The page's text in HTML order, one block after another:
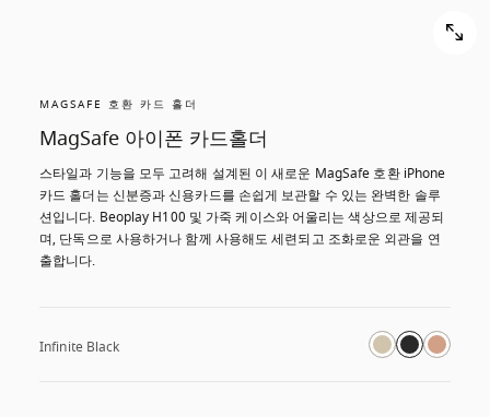
MAGSAFE 호환 카드 홀더
MagSafe 아이폰 카드홀더
스타일과 기능을 모두 고려해 설계된 이 새로운 MagSafe 호환 iPhone
카드 홀더는 신분증과 신용카드를 손쉽게 보관할 수 있는 완벽한 솔루
션입니다. Beoplay H100 및 가죽 케이스와 어울리는 색상으로 제공되
며, 단독으로 사용하거나 함께 사용해도 세련되고 조화로운 외관을 연
출합니다.
Infinite Black